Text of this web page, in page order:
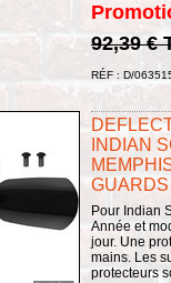
92,39 €
RÉF : D/
INDIAN
Pour Indian
Année et
jour. Une
mains. Les
protecteurs